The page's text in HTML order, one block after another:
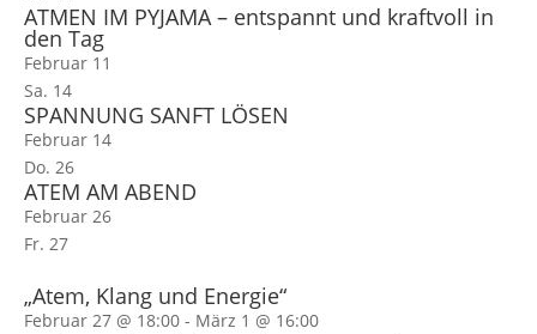
ATMEN IM PYJAMA – entspannt und kraftvoll in
den Tag
Februar 11
Sa. 14
SPANNUNG SANFT LÖSEN
Februar 14
Do. 26
ATEM AM ABEND
Februar 26
Fr. 27
„Atem, Klang und Energie“
Februar 27 @ 18:00- März 1 @ 16:00